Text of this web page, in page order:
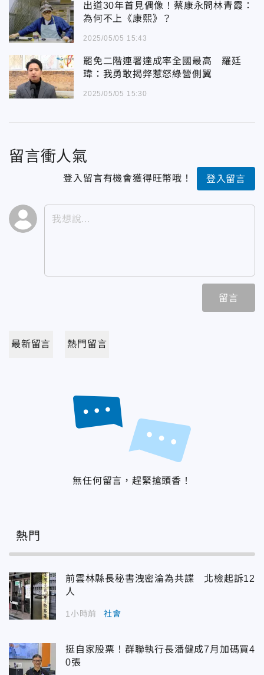
出道30年首見偶像！蔡康永問林青霞：
為何不上《康熙》？
2025/05/05 15:43
罷免二階連署達成率全國最高 羅廷
瑋：我勇敢揭弊惹怒綠營側翼
2025/05/05 15:30
留言衝人氣
登入留言有機會獲得旺幣哦！ 登入留言
留言
最新留言 熱門留言
無任何留言，趕緊搶頭香！
熱門
前雲林縣長秘書洩密淪為共諜 北檢起訴12
人
1小時前 社會
挺自家股票！群聯執行長潘健成7月加碼買4
0張